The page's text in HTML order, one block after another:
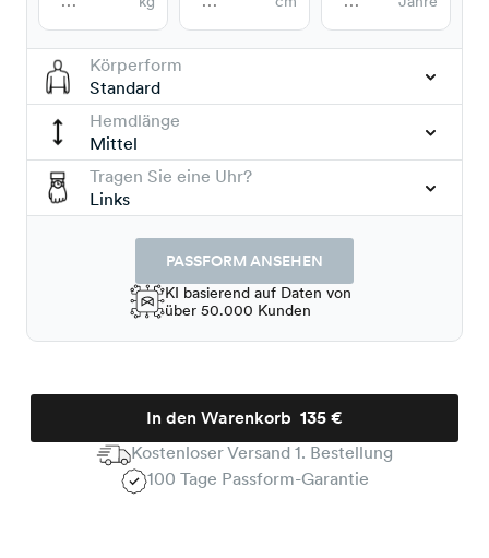
Körperform
Standard
Hemdlänge
Mittel
Tragen Sie eine Uhr?
Links
PASSFORM ANSEHEN
KI basierend auf Daten von
über 50.000 Kunden
In den Warenkorb
Kostenloser Versand 1. Bestellung
100 Tage Passform-Garantie